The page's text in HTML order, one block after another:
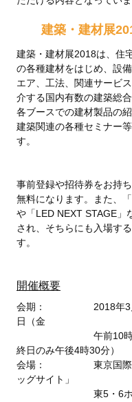
建築・建材展
建築・建材展2018は、住
の各種建材をはじめ、設
エア、工法、関連サービ
介する国内有数の建築総合
各ブースでの建材製品の紹
建築関連の各種セミナー
す。
事前登録や招待券をお持
無料になります。また、「
や「LED NEXT STAGE」
され、そちらにも入場す
す。
開催概要
会期：　　　　　2018年
日（金
午前10時〜午
終日のみ午後4時30分）
会場：　　　　　東京国
ッグサイト」
東5・6ホール